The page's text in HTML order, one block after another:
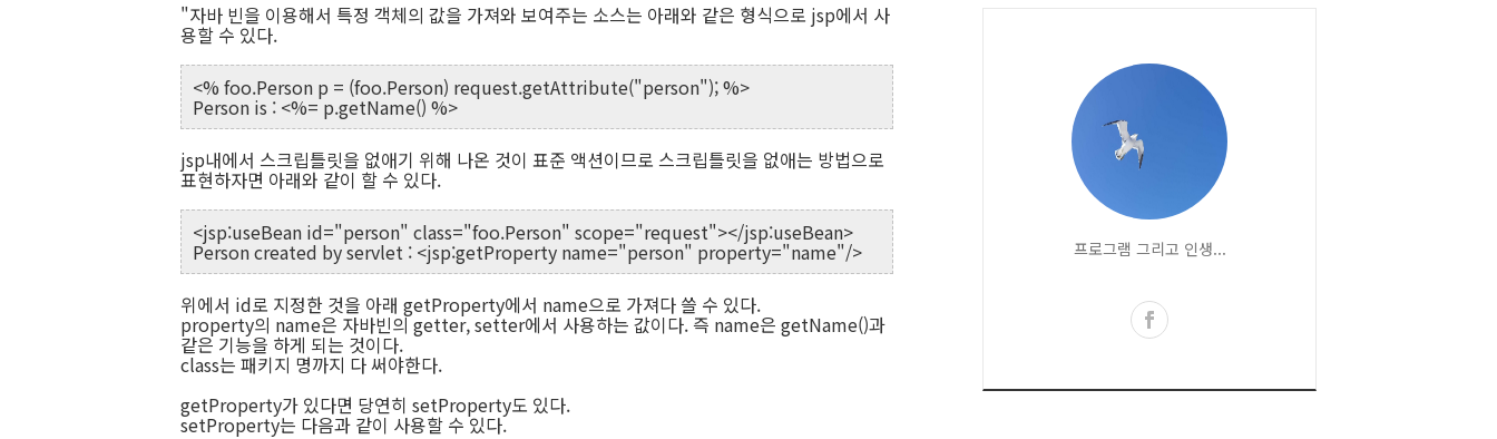
"자바 빈을 이용해서 특정 객체의 값을 가져와 보여주는 소스는 아래와 같은 형식으로 jsp에서 사
용할 수 있다.
<% foo.Person p = (foo.Person) request.getAttribute("person"); %>
Person is : <%= p.getName() %>
jsp내에서 스크립틀릿을 없애기 위해 나온 것이 표준 액션이므로 스크립틀릿을 없애는 방법으로
표현하자면 아래와 같이 할 수 있다.
<jsp:useBean id="person" class="foo.Person" scope="request"></jsp:useBean>
Person created by servlet : <jsp:getProperty name="person" property="name"/>
위에서 id로 지정한 것을 아래 getProperty에서 name으로 가져다 쓸 수 있다.
property의 name은 자바빈의 getter, setter에서 사용하는 값이다. 즉 name은 getName()과
같은 기능을 하게 되는 것이다.
class는 패키지 명까지 다 써야한다.
getProperty가 있다면 당연히 setProperty도 있다.
setProperty는 다음과 같이 사용할 수 있다.
프로그램 그리고 인생...